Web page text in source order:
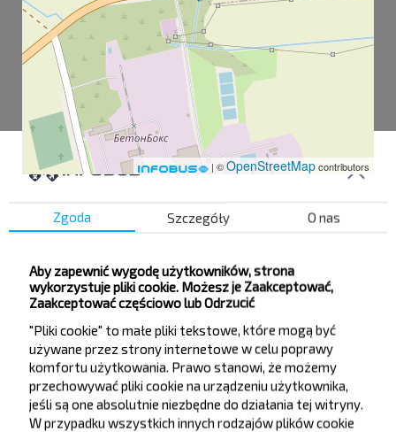
| ©OpenStreetMapcontributors
Wytwórnia betonu ognioodpornego
Agrorogorodok
Timkovichi AK
Stacja kolejowa
Тимковичи АК-1
Zgoda Szczegóły O nas
Aby zapewnić wygodę użytkowników, strona
wykorzystuje pliki cookie. Możesz je Zaakceptować,
Zaakceptować częściowo lub Odrzucić
"Pliki cookie" to małe pliki tekstowe, które mogą być
używane przez strony internetowe w celu poprawy
komfortu użytkowania. Prawo stanowi, że możemy
przechowywać pliki cookie na urządzeniu użytkownika,
jeśli są one absolutnie niezbędne do działania tej witryny.
W przypadku wszystkich innych rodzajów plików cookie